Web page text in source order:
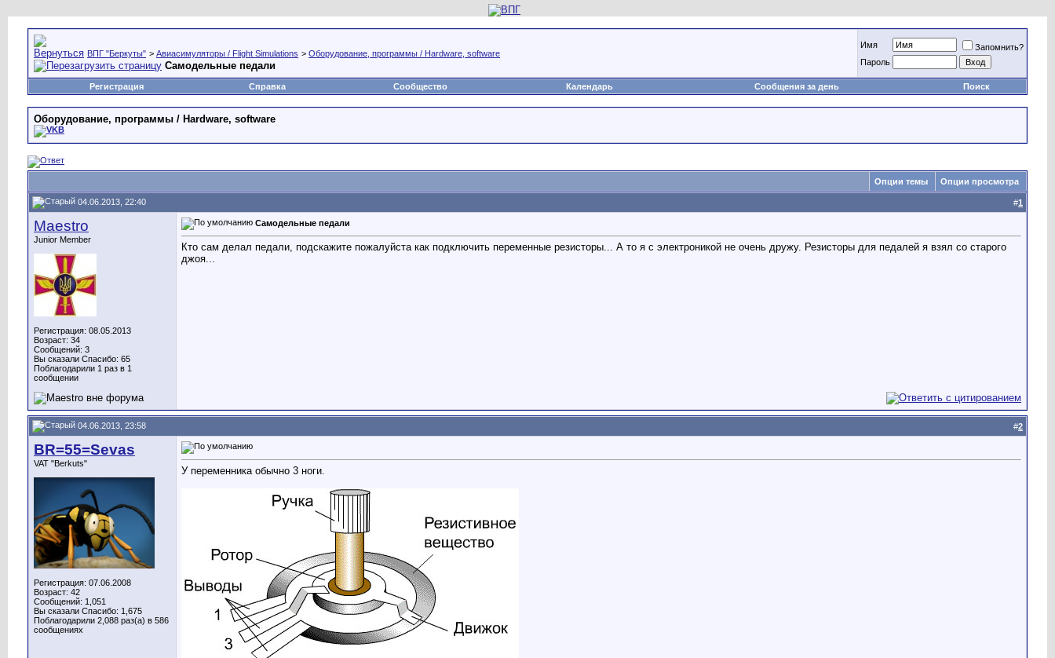
ВПГ "Беркуты" > Авиасимуляторы / Flight Simulations > Оборудование, программы / Hardware, software
Самодельные педали
Имя
Запомнить?
Пароль
Регистрация Справка Сообщество Календарь Сообщения за день Поиск
Оборудование, программы / Hardware, software
Опции темы Опции просмотра
04.06.2013, 22:40 #1
Maestro
Junior Member
Регистрация: 08.05.2013
Возраст: 34
Сообщений: 3
Вы сказали Спасибо: 65
Поблагодарили 1 раз в 1
сообщении
Самодельные педали
Кто сам делал педали, подскажите пожалуйста как подключить переменные резисторы... А то я с электроникой не очень дружу. Резисторы для педалей я взял со старого
джоя...
04.06.2013, 23:58 #2
BR=55=Sevas
VAT "Berkuts"
Регистрация: 07.06.2008
Возраст: 42
Сообщений: 1,051
Вы сказали Спасибо: 1,675
Поблагодарили 2,088 раз(а) в 586
сообщениях
У переменника обычно 3 ноги.